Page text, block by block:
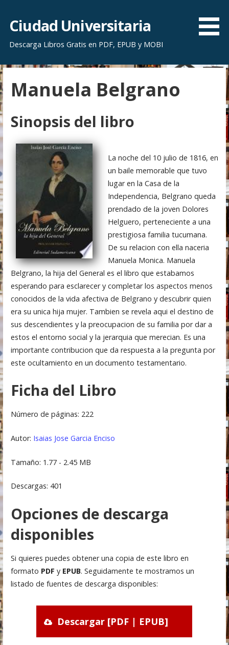
r
a
l
c
o
n
e
n
i
d
o
Ciudad Universitaria
Descarga Libros Gratis en PDF, EPUB y MOBI
Manuela Belgrano
Sinopsis del libro
La noche del 10 julio de 1816, en
un baile memorable que tuvo
lugar en la Casa de la
Independencia, Belgrano queda
prendado de la joven Dolores
Helguero, perteneciente a una
prestigiosa familia tucumana.
De su relacion con ella naceria
Manuela Monica. Manuela
Belgrano, la hija del General es el libro que estabamos
esperando para esclarecer y completar los aspectos menos
conocidos de la vida afectiva de Belgrano y descubrir quien
era su unica hija mujer. Tambien se revela aqui el destino de
sus descendientes y la preocupacion de su familia por dar a
estos el entorno social y la jerarquia que merecian. Es una
importante contribucion que da respuesta a la pregunta por
este ocultamiento en un documento testamentario.
Ficha del Libro
Número de páginas: 222
Autor: Isaias Jose Garcia Enciso
Tamaño: 1.77 - 2.45 MB
Descargas: 401
Opciones de descarga
disponibles
Si quieres puedes obtener una copia de este libro en
formato PDF y EPUB. Seguidamente te mostramos un
listado de fuentes de descarga disponibles:
Descargar [PDF | EPUB]